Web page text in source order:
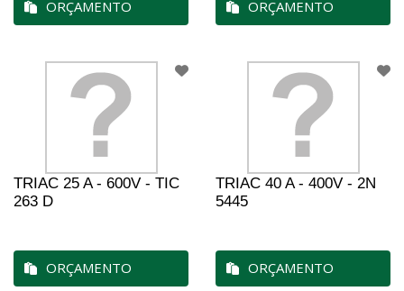
ORÇAMENTO ORÇAMENTO
TRIAC 25 A - 600V - TIC
263 D
ORÇAMENTO
TRIAC 40 A - 400V - 2N
5445
ORÇAMENTO